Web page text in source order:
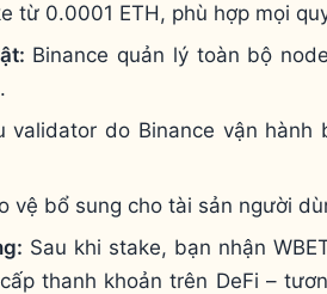
từ 0.0001 ETH, phù hợp mọi
Binance quản lý toàn bộ
validator do Binance vận
vệ bổ sung cho tài sản người
Sau khi stake, bạn nhận
thanh khoản trên DeFi –